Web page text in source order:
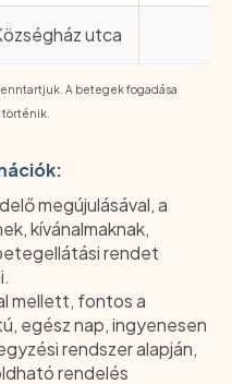
utca
A betegek fogadása
megújulásával, a
kívánalmaknak,
rendet
mellett, fontos a
egész nap, ingyenesen
rendszer alapján,
rendelés